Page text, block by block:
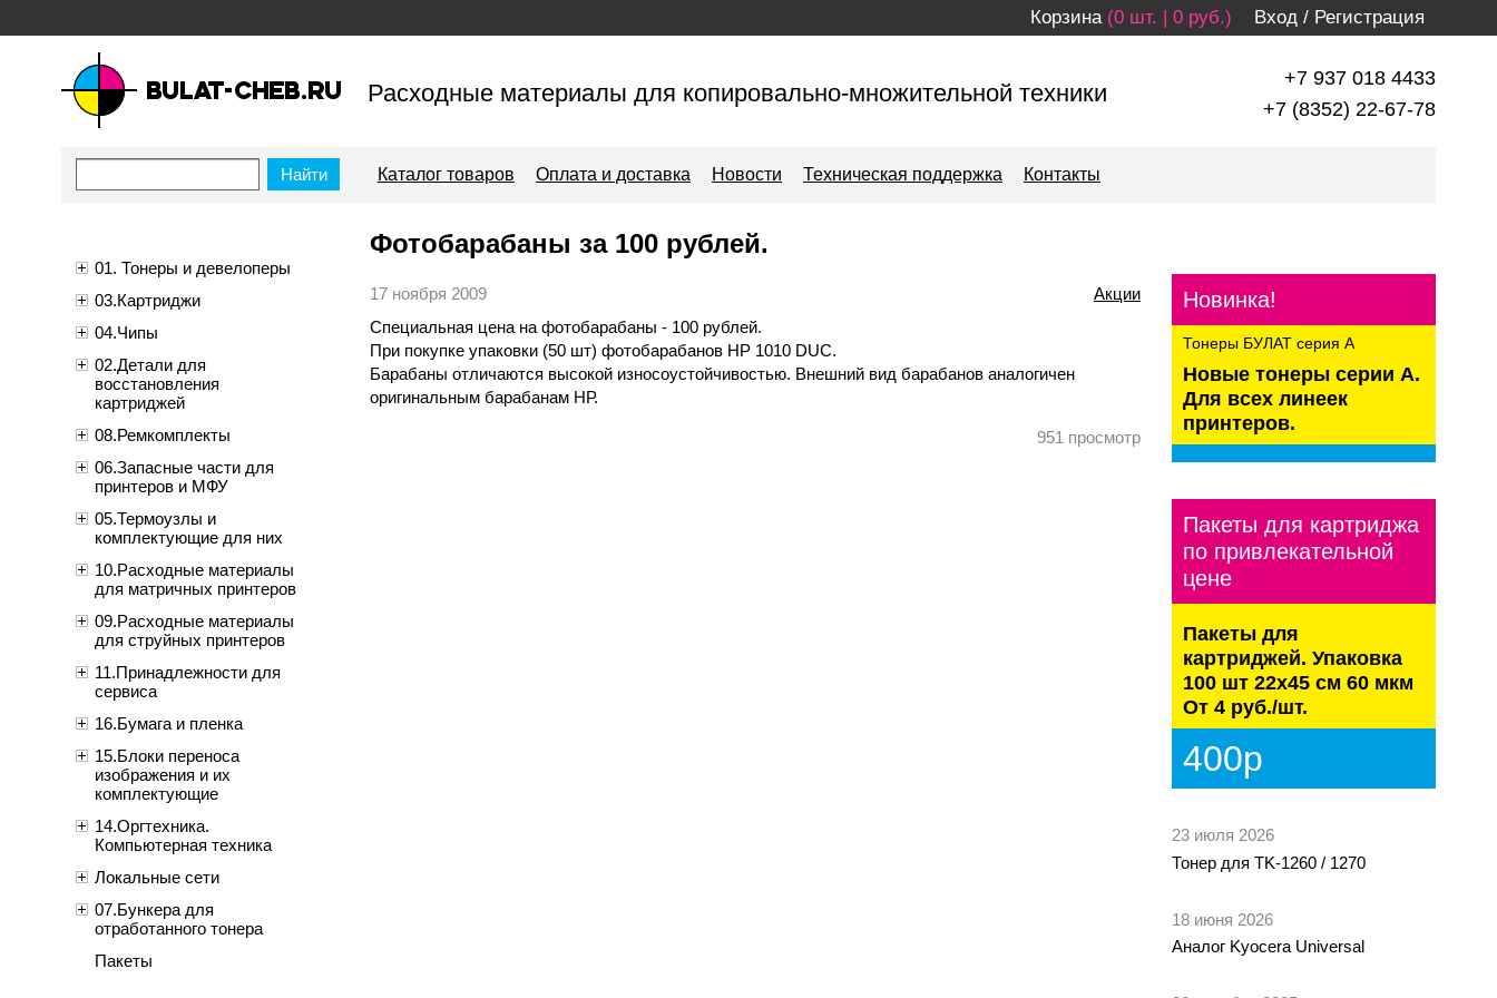
Вход / Регистрация
Корзина (0 шт. | 0 руб.)
материалы для копировально-
+7 937 018 4433
+7 (8352) 22-67-78
Расходные материалы для копировально-множительной техники
Каталог товаров Оплата и доставка Новости Техническая поддержка Контакты
01. Тонеры и девелоперы
03.Картриджи
04.Чипы
02.Детали для
восстановления
картриджей
08.Ремкомплекты
06.Запасные части для
принтеров и МФУ
05.Термоузлы и
комплектующие для них
10.Расходные материалы
для матричных принтеров
09.Расходные материалы
для струйных принтеров
11.Принадлежности для
сервиса
16.Бумага и пленка
15.Блоки переноса
изображения и их
комплектующие
14.Оргтехника.
Компьютерная техника
Локальные сети
07.Бункера для
отработанного тонера
Пакеты
Фотобарабаны за 100 рублей.
17 ноября 2009
Акции
Специальная цена на фотобарабаны - 100 рублей.
При покупке упаковки (50 шт) фотобарабанов HP 1010 DUC.
Барабаны отличаются высокой износоустойчивостью. Внешний вид барабанов аналогичен
оригинальным барабанам НР.
951 просмотр
Новинка!
Тонеры БУЛАТ серия А
Новые тонеры серии А.
Для всех линеек
принтеров.
Пакеты для картриджа
по привлекательной
цене
Пакеты для
картриджей. Упаковка
100 шт 22х45 см 60 мкм
От 4 руб./шт.
400р
23 июля 2026
Тонер для TK-1260 / 1270
18 июня 2026
Аналог Kyocera Universal